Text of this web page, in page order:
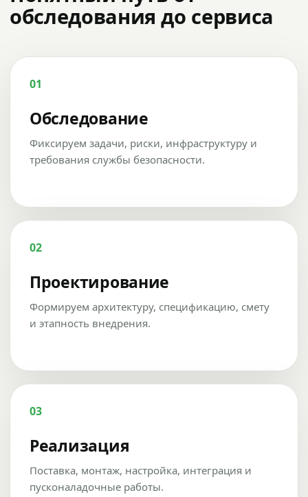
обследования до сервиса
01
Обследование
Фиксируем задачи, риски, инфраструктуру и
требования службы безопасности.
02
Проектирование
Формируем архитектуру, спецификацию, смету
и этапность внедрения.
03
Реализация
Поставка, монтаж, настройка, интеграция и
пусконаладочные работы.